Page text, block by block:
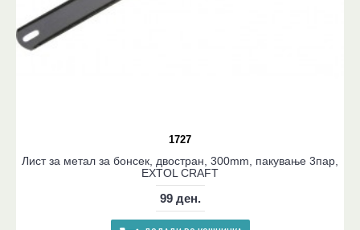
1727
Лист за метал за бонсек, двостран, 300mm, пакување 3пар,
EXTOL CRAFT
99 ден.